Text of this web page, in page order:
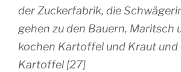
der Zuckerfabrik, die
gehen zu den Bauern, Maritsch
kochen Kartoffel und Kraut und
Kartoffel [27]